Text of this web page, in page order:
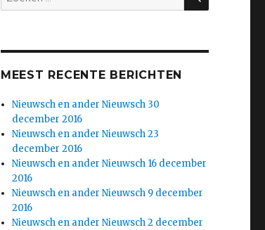
naar:
MEEST RECENTE BERICHTEN
Nieuwsch en ander Nieuwsch 30
december 2016
Nieuwsch en ander Nieuwsch 23
december 2016
Nieuwsch en ander Nieuwsch 16 december
2016
Nieuwsch en ander Nieuwsch 9 december
2016
Nieuwsch en ander Nieuwsch 2 december